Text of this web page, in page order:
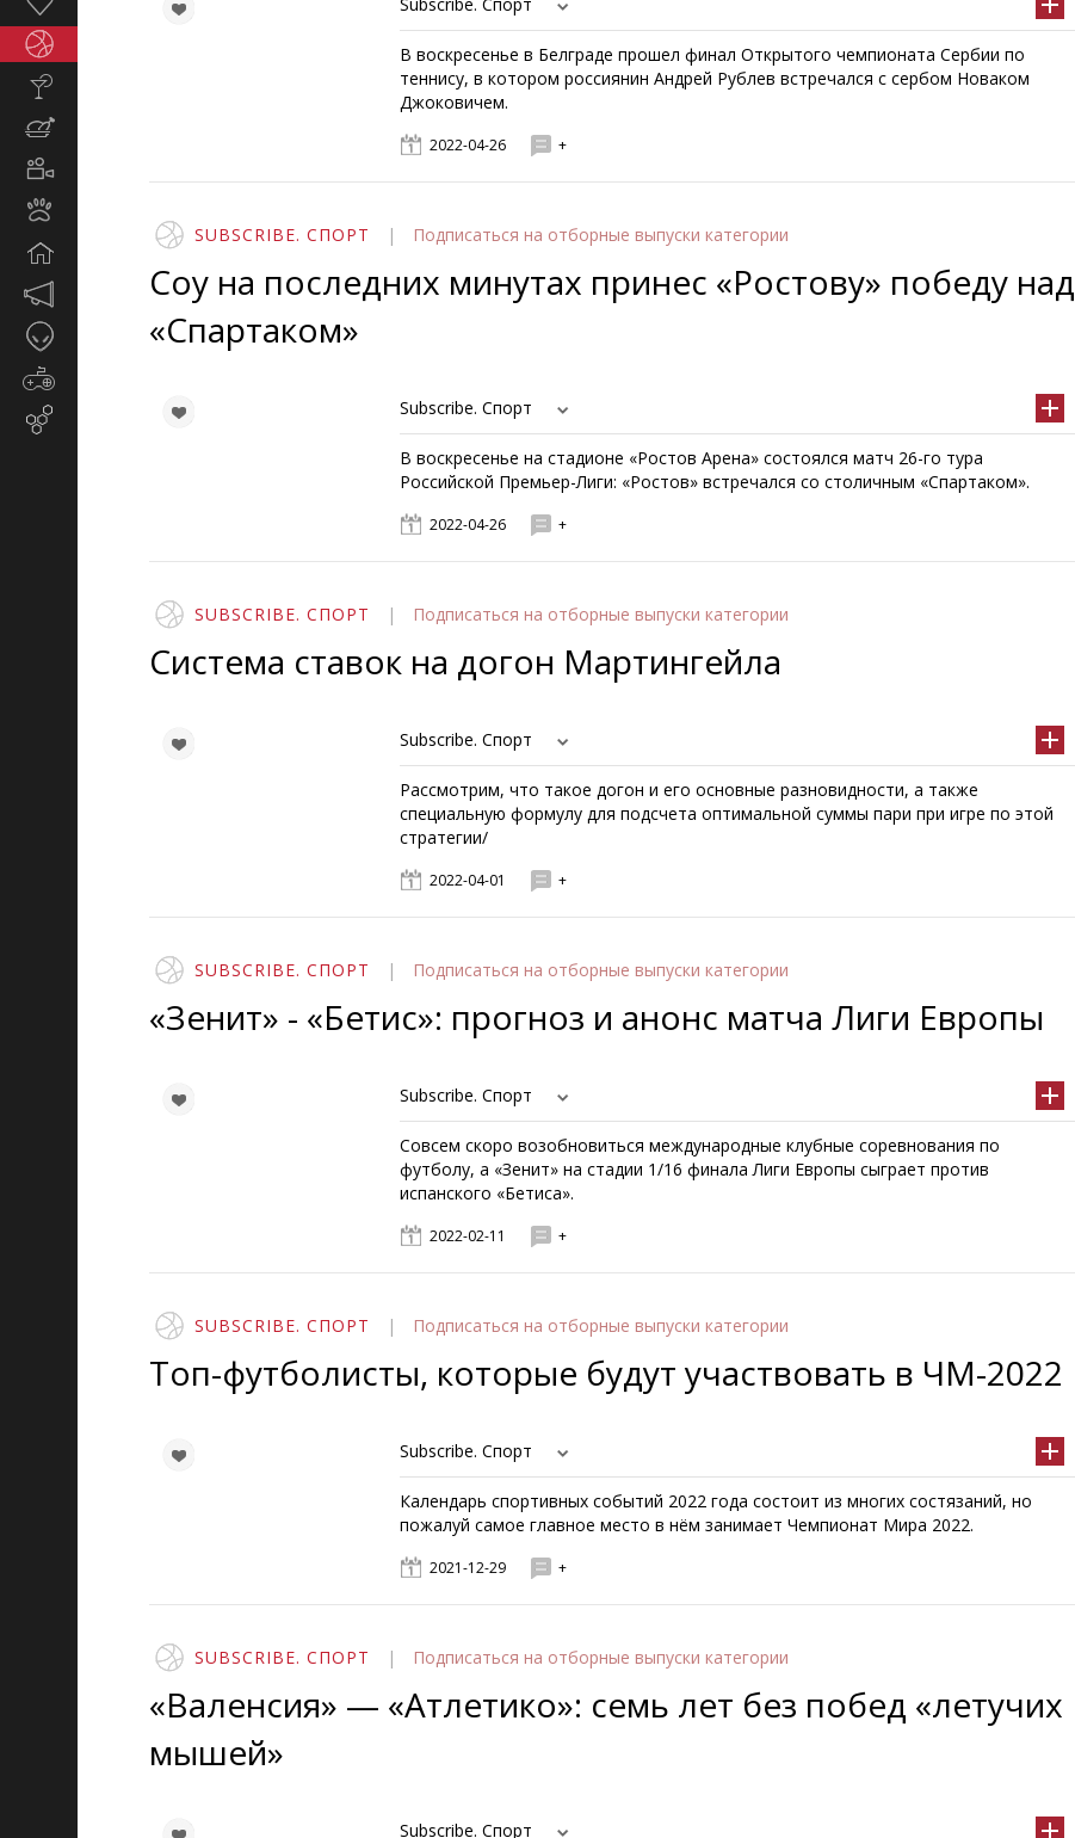
Маркетинг
реклама
Таинственное
В воскресенье в Белграде прошел финал Открытого чемпионата Сербии по
теннису, в котором россиянин Андрей Рублев встречался с сербом Новаком
Джоковичем.
2022-04-26 +
SUBSCRIBE. СПОРТ | Подписаться на отборные выпуски категории
Соу на последних минутах принес «Ростову» победу над
«Спартаком»
Subscribe. Спорт
В воскресенье на стадионе «Ростов Арена» состоялся матч 26-го тура
Российской Премьер-Лиги: «Ростов» встречался со столичным «Спартаком».
2022-04-26 +
SUBSCRIBE. СПОРТ | Подписаться на отборные выпуски категории
Система ставок на догон Мартингейла
Subscribe. Спорт
Рассмотрим, что такое догон и его основные разновидности, а также
специальную формулу для подсчета оптимальной суммы пари при игре по этой
стратегии/
2022-04-01 +
SUBSCRIBE. СПОРТ | Подписаться на отборные выпуски категории
«Зенит» - «Бетис»: прогноз и анонс матча Лиги Европы
Subscribe. Спорт
Совсем скоро возобновиться международные клубные соревнования по
футболу, а «Зенит» на стадии 1/16 финала Лиги Европы сыграет против
испанского «Бетиса».
2022-02-11 +
SUBSCRIBE. СПОРТ | Подписаться на отборные выпуски категории
Топ-футболисты, которые будут участвовать в ЧМ-2022
Subscribe. Спорт
Календарь спортивных событий 2022 года состоит из многих состязаний, но
пожалуй самое главное место в нём занимает Чемпионат Мира 2022.
2021-12-29 +
SUBSCRIBE. СПОРТ | Подписаться на отборные выпуски категории
«Валенсия» — «Атлетико»: семь лет без побед «летучих
мышей»
Subscribe. Спорт